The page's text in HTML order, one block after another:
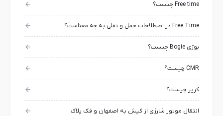
Free time چیست؟
Free Time در اصطلاحات حمل و نقلی به چه معناست؟
بوژی Bogie چیست؟
CMR چیست؟
کریر چیست؟
انتقال موتور شارژی از کیش به اصفهان و فک پلاک